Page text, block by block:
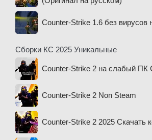
Counter-Strike 1.6 без вирусов
Сборки КС 2025 Уникальные
Counter-Strike 2 на слабый ПК
Counter-Strike 2 Non Steam
Counter-Strike 2 2025 Скачать